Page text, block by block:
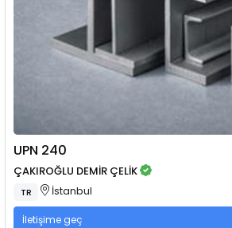
UPN 240
ÇAKIROĞLU DEMİR ÇELİK
TR İstanbul
İletişime geç